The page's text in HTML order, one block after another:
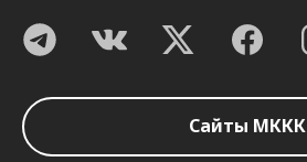
Сайты МККК